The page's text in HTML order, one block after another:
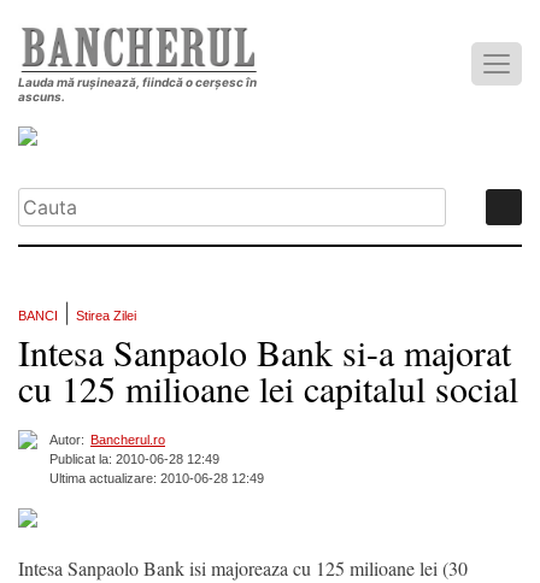
Lauda mă rușinează, fiindcă o cerșesc în
ascuns.
BANCI Stirea Zilei
Intesa Sanpaolo Bank si-a majorat
cu 125 milioane lei capitalul social
Autor: Bancherul.ro
Publicat la: 2010-06-28 12:49
Ultima actualizare: 2010-06-28 12:49
Intesa Sanpaolo Bank isi majoreaza cu 125 milioane lei (30